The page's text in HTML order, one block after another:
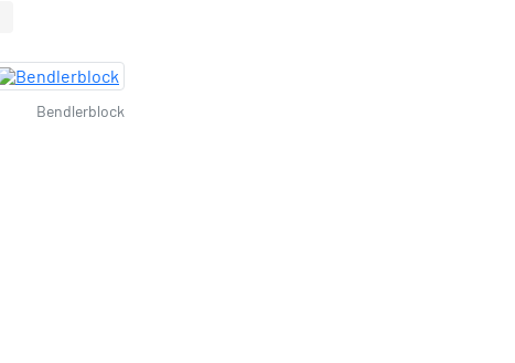
Bendlerblock